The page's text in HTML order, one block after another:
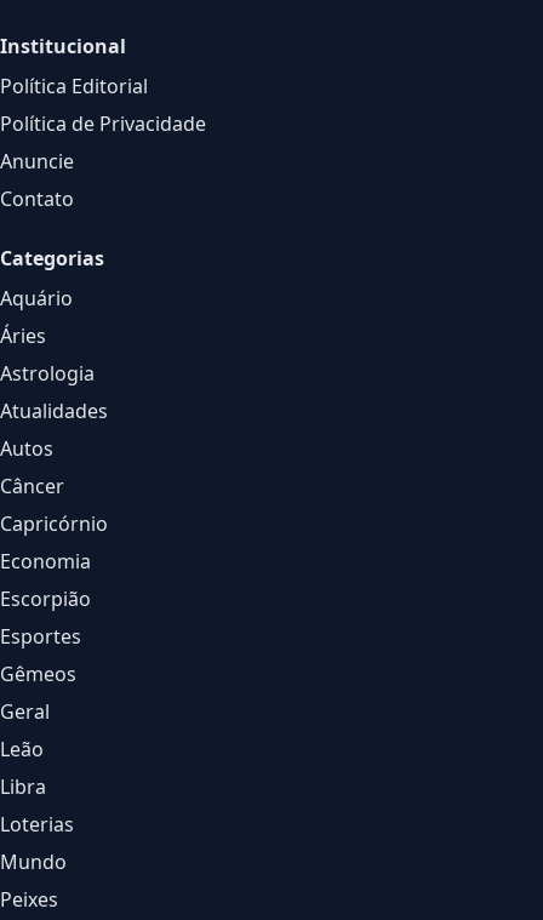
Institucional
Política Editorial
Política de Privacidade
Anuncie
Contato
Categorias
Aquário
Áries
Astrologia
Atualidades
Autos
Câncer
Capricórnio
Economia
Escorpião
Esportes
Gêmeos
Geral
Leão
Libra
Loterias
Mundo
Peixes